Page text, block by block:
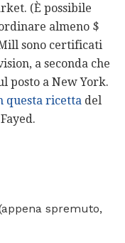
(È possibile
almeno $
sono certificati
a seconda che
posto a New York.
questa ricetta del
spremuto,